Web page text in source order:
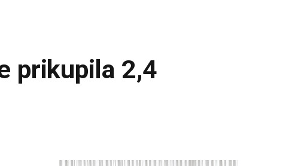
prikupila 2,4